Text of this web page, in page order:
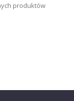
produktów